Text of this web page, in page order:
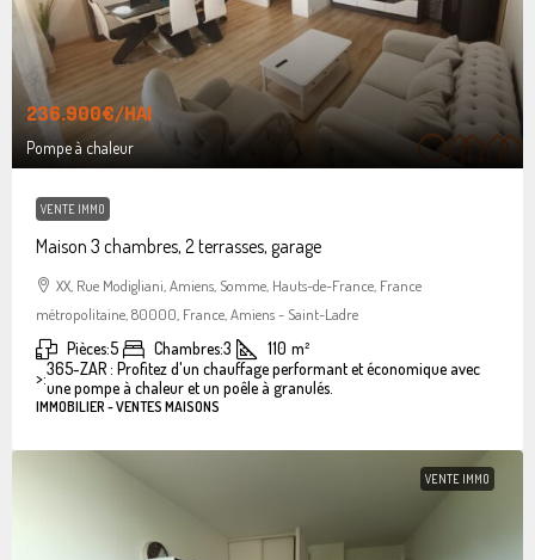
236.900€/HAI
Pompe à chaleur
VENTE IMMO
Maison 3 chambres, 2 terrasses, garage
XX, Rue Modigliani, Amiens, Somme, Hauts-de-France, France
métropolitaine, 80000, France, Amiens - Saint-Ladre
Pièces:5 Chambres:3 110 m²
>:365-ZAR : Profitez d'un chauffage performant et économique avec
une pompe à chaleur et un poêle à granulés.
IMMOBILIER - VENTES MAISONS
VENTE IMMO